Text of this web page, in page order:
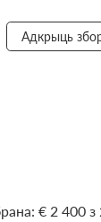
Адкрыць
€ 2 400 з